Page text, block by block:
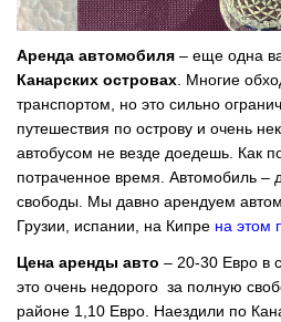
Аренда автомобиля – еще одна
Канарских островах. Многие
транспортом, но это сильно
путешествия по острову и очень
автобусом не везде доедешь. Как
потраченное время. Автомобиль –
свободы. Мы давно арендуем
Грузии, испании, на Кипре на этом
Цена аренды авто – 20-30 Евро в
это очень недорого за полную
районе 1,10 Евро. Наездили по